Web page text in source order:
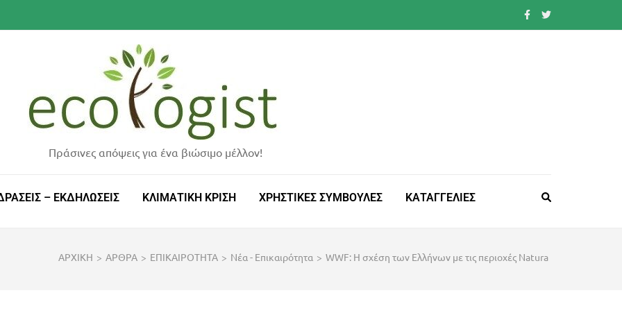
Πράσινες απόψεις για ένα βιώσιμο μέλλον!
– ΕΚΔΗΛΩΣΕΙΣ ΚΛΙΜΑΤΙΚΗ ΚΡΙΣΗ ΧΡΗΣΤΙΚΕΣ ΣΥΜΒΟΥΛΕΣ ΚΑΤΑΓΓΕΛΙΕΣ
ΑΡΧΙΚΗ > ΑΡΘΡΑ > ΕΠΙΚΑΙΡΟΤΗΤΑ > Νέα - Επικαιρότητα > WWF: Η σχέση των Ελλήνων με τις περιοχές Natura